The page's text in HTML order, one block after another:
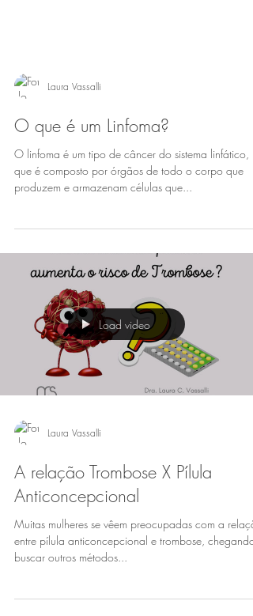
Laura Vassalli
O que é um Linfoma?
O linfoma é um tipo de câncer do sistema linfático,
que é composto por órgãos de todo o corpo que
produzem e armazenam células que...
Load video
Laura Vassalli
Anticoncepcional